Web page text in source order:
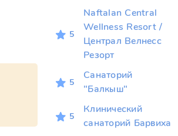
5
Naftalan Central
Wellness Resort /
Централ Велнесс
Резорт
5
Санаторий
"Балкыш"
5
Клинический
санаторий Барвиха